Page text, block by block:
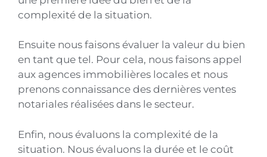
complexité de la situation.
Ensuite nous faisons évaluer la valeur du bien
en tant que tel. Pour cela, nous faisons appel
aux agences immobilières locales et nous
prenons connaissance des dernières ventes
notariales réalisées dans le secteur.
Enfin, nous évaluons la complexité de la
situation. Nous évaluons la durée et le coût